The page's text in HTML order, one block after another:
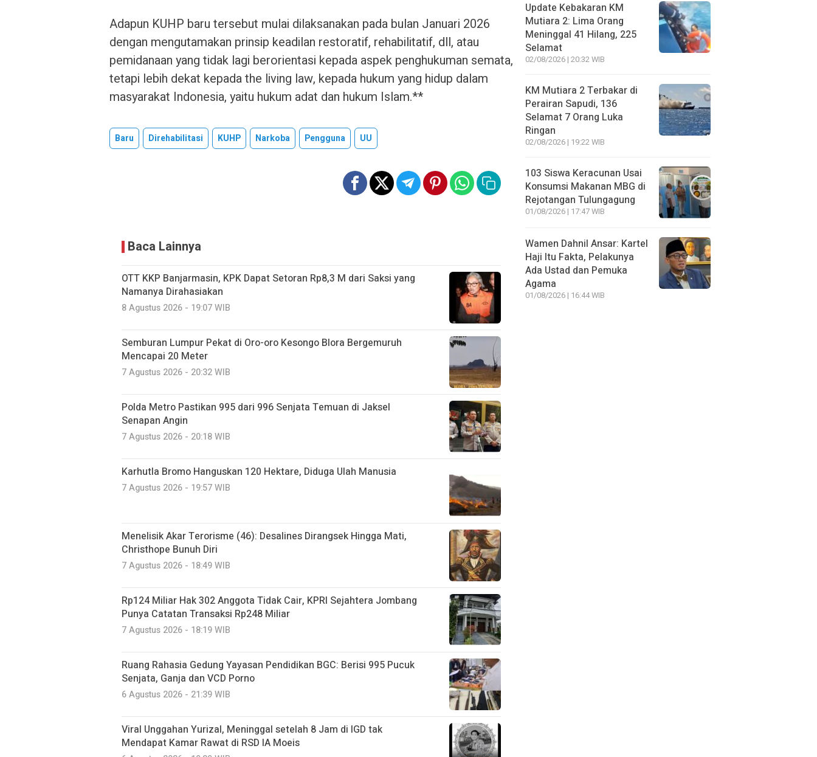
Adapun KUHP baru tersebut mulai dilaksanakan pada bulan Januari 2026
dengan mengutamakan prinsip keadilan restoratif, rehabilitatif, dll, atau
pemidanaan yang tidak lagi berorientasi kepada aspek penghukuman semata,
tetapi lebih dekat kepada the living law, kepada hukum yang hidup dalam
masyarakat Indonesia, yaitu hukum adat dan hukum Islam.**
Baru Direhabilitasi KUHP Narkoba Pengguna UU
Baca Lainnya
OTT KKP Banjarmasin, KPK Dapat Setoran Rp8,3 M dari Saksi yang
Namanya Dirahasiakan
8 Agustus 2026 - 19:07 WIB
Semburan Lumpur Pekat di Oro-oro Kesongo Blora Bergemuruh
Mencapai 20 Meter
7 Agustus 2026 - 20:32 WIB
Polda Metro Pastikan 995 dari 996 Senjata Temuan di Jaksel
Senapan Angin
7 Agustus 2026 - 20:18 WIB
Karhutla Bromo Hanguskan 120 Hektare, Diduga Ulah Manusia
7 Agustus 2026 - 19:57 WIB
Menelisik Akar Terorisme (46): Desalines Dirangsek Hingga Mati,
Christhope Bunuh Diri
7 Agustus 2026 - 18:49 WIB
Rp124 Miliar Hak 302 Anggota Tidak Cair, KPRI Sejahtera Jombang
Punya Catatan Transaksi Rp248 Miliar
7 Agustus 2026 - 18:19 WIB
Ruang Rahasia Gedung Yayasan Pendidikan BGC: Berisi 995 Pucuk
Senjata, Ganja dan VCD Porno
6 Agustus 2026 - 21:39 WIB
Viral Unggahan Yurizal, Meninggal setelah 8 Jam di IGD tak
Mendapat Kamar Rawat di RSD IA Moeis
Update Kebakaran KM
Mutiara 2: Lima Orang
Meninggal 41 Hilang, 225
Selamat
02/08/2026 | 20:32 WIB
KM Mutiara 2 Terbakar di
Perairan Sapudi, 136
Selamat 7 Orang Luka
Ringan
02/08/2026 | 19:22 WIB
103 Siswa Keracunan Usai
Konsumsi Makanan MBG di
Rejotangan Tulungagung
01/08/2026 | 17:47 WIB
Wamen Dahnil Ansar: Kartel
Haji Itu Fakta, Pelakunya
Ada Ustad dan Pemuka
Agama
01/08/2026 | 16:44 WIB